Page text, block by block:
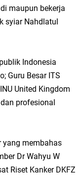
maupun bekerja
syiar Nahdlatul
Indonesia
Guru Besar ITS
United Kingdom
profesional
membahas
Dr Wahyu W
Riset Kanker DKFZ